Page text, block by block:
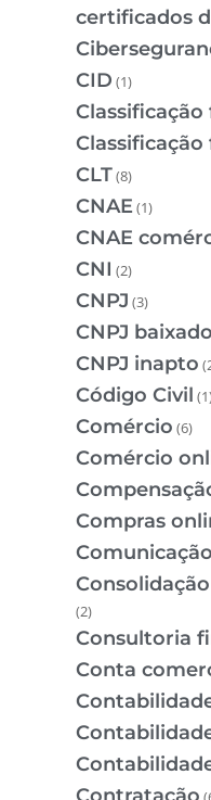
certificados
CID (1)
Classificação
CLT(8)
CNAE(1)
CNAE
CNI (2)
CNPJ (3)
CNPJ baixado
CNPJ inapto
Código Civil
Comércio (6)
Comércio
Compras
Comunicação
(2)
Consultoria
Conta
Contratação